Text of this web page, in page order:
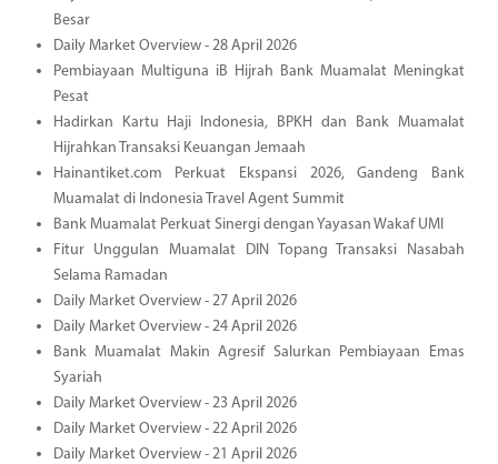
Besar
Daily Market Overview - 28 April 2026
Pembiayaan Multiguna iB Hijrah Bank Muamalat Meningkat
Pesat
Hadirkan Kartu Haji Indonesia, BPKH dan Bank Muamalat
Hijrahkan Transaksi Keuangan Jemaah
Hainantiket.com Perkuat Ekspansi 2026, Gandeng Bank
Muamalat di Indonesia Travel Agent Summit
Bank Muamalat Perkuat Sinergi dengan Yayasan Wakaf UMI
Fitur Unggulan Muamalat DIN Topang Transaksi Nasabah
Selama Ramadan
Daily Market Overview - 27 April 2026
Daily Market Overview - 24 April 2026
Bank Muamalat Makin Agresif Salurkan Pembiayaan Emas
Syariah
Daily Market Overview - 23 April 2026
Daily Market Overview - 22 April 2026
Daily Market Overview - 21 April 2026